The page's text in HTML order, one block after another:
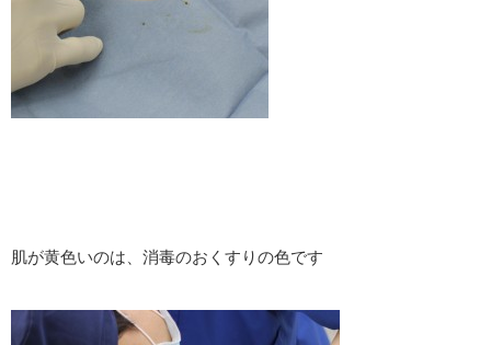
肌が黄色いのは、消毒のおくすりの色です